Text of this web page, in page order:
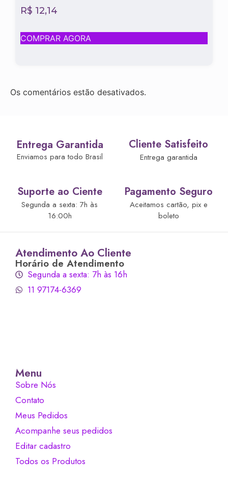
R$ 12,14
COMPRAR AGORA
Os comentários estão desativados.
Entrega Garantida
Enviamos para todo Brasil
Cliente Satisfeito
Entrega garantida
Suporte ao Ciente
Segunda a sexta: 7h às
16:00h
Pagamento Seguro
Aceitamos cartão, pix e
boleto
Atendimento Ao Cliente
Horário de Atendimento
Segunda a sexta: 7h às 16h
11 97174-6369
Menu
Sobre Nós
Contato
Meus Pedidos
Acompanhe seus pedidos
Editar cadastro
Todos os Produtos